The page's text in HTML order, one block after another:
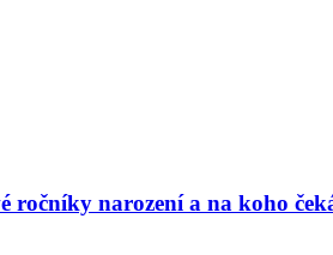
narození a na koho